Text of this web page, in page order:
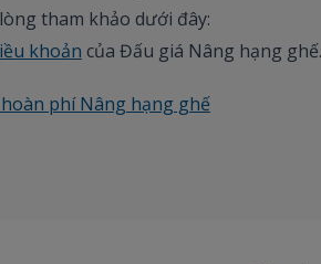
tham khảo dưới đây:
khoản của Đấu giá Nâng hạng ghế.
phí Nâng hạng ghế